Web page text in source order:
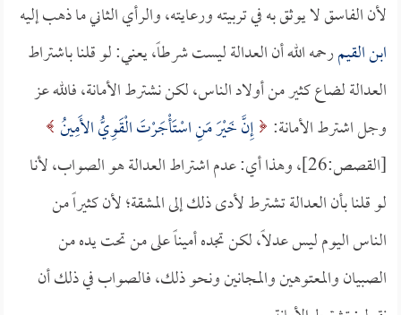
لأن الفاسق لا يوثق به في تربيته ورعايته، والرأي الثاني ما ذهب إليه
ابن القيمرحمه الله أن العدالة ليست شرطاً، يعني: لو قلنا باشتراط
العدالة لضاع كثير من أولاد الناس، لكن نشترط الأمانة، فالله عز
وجل اشترط الأمانة: إِنَّ خَيْرَ مَنِ اسْتَأْجَرْتَ الْقَوِيُّ الأَمِينُ
[القصص:26]، وهذا أي: عدم اشتراط العدالة هو الصواب، لأنا
لو قلنا بأن العدالة تشترط لأدى ذلك إلى المشقة؛ لأن كثيراً من
الناس اليوم ليس عدلاً، لكن تجده أميناً على من تحت يده من
الصبيان والمعتوهين والمجانين ونحو ذلك، فالصواب في ذلك أن